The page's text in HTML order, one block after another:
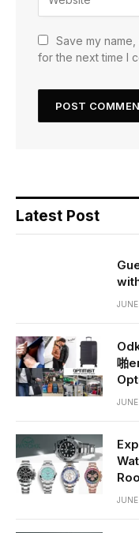
Save my
for the next time I
Latest Post
啪